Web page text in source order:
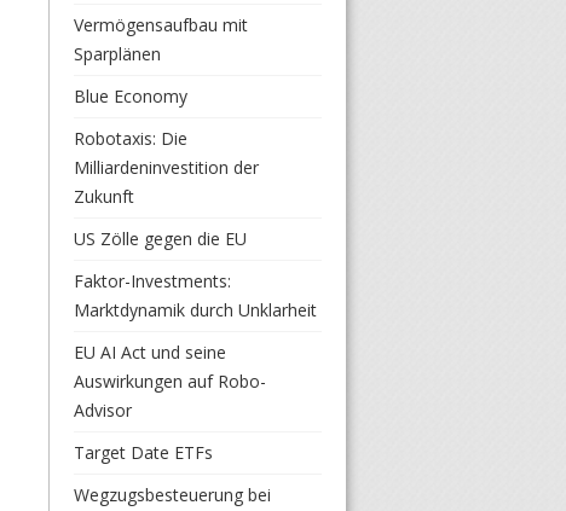
Vermögensaufbau mit
Sparplänen
Blue Economy
Robotaxis: Die
Milliardeninvestition der
Zukunft
US Zölle gegen die EU
Faktor-Investments:
Marktdynamik durch Unklarheit
EU AI Act und seine
Auswirkungen auf Robo-
Advisor
Target Date ETFs
Wegzugsbesteuerung bei